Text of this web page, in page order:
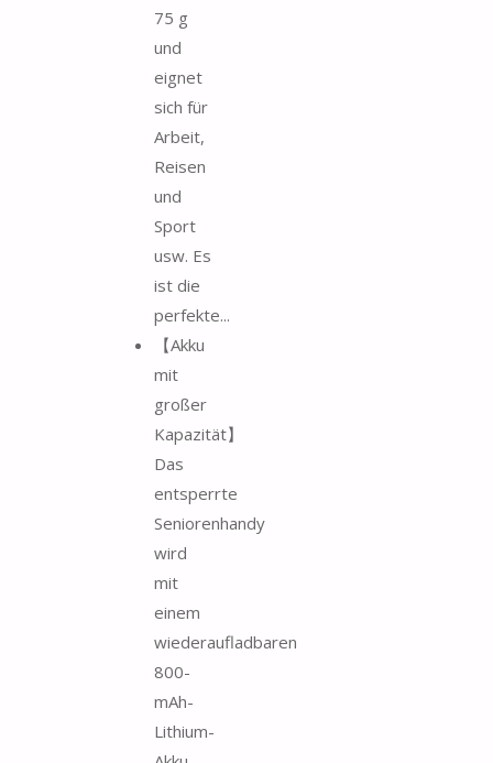
75 g
und
eignet
sich für
Arbeit,
Reisen
und
Sport
usw. Es
ist die
perfekte...
【Akku
mit
großer
Kapazität】
Das
entsperrte
Seniorenhandy
wird
mit
einem
wiederaufladbaren
800-
mAh-
Lithium-